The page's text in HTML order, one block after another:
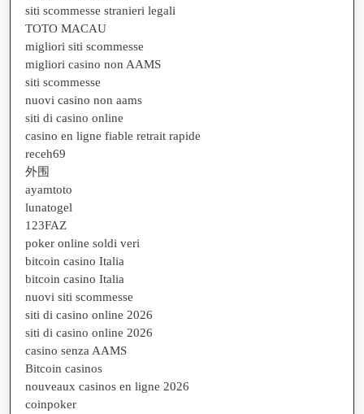
siti scommesse stranieri legali
TOTO MACAU
migliori siti scommesse
migliori casino non AAMS
siti scommesse
nuovi casino non aams
siti di casino online
casino en ligne fiable retrait rapide
receh69
外围
ayamtoto
lunatogel
123FAZ
poker online soldi veri
bitcoin casino Italia
bitcoin casino Italia
nuovi siti scommesse
siti di casino online 2026
siti di casino online 2026
casino senza AAMS
Bitcoin casinos
nouveaux casinos en ligne 2026
coinpoker